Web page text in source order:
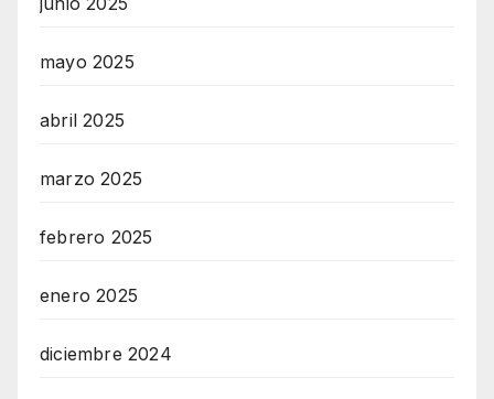
mayo 2025
abril 2025
marzo 2025
febrero 2025
enero 2025
diciembre 2024